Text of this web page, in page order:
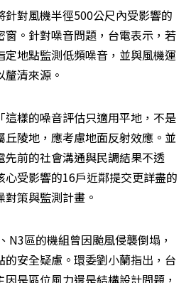
針對風機半徑500公尺內受影響的
窗。針對噪音問題，台電表示，若
地點監測低頻噪音，並與風機運
清來源。
這樣的噪音評估只適用平地，不是
陵地，應考慮地面反射效應。並
先前的社會溝通與民調結果不透
心受影響的16戶近鄰提交更詳盡的
策與監測計畫。
N3區的機組曾因颱風侵襲倒塌，
的安全疑慮。環委劉小蘭指出，台
是區位風力還是結構設計問題，